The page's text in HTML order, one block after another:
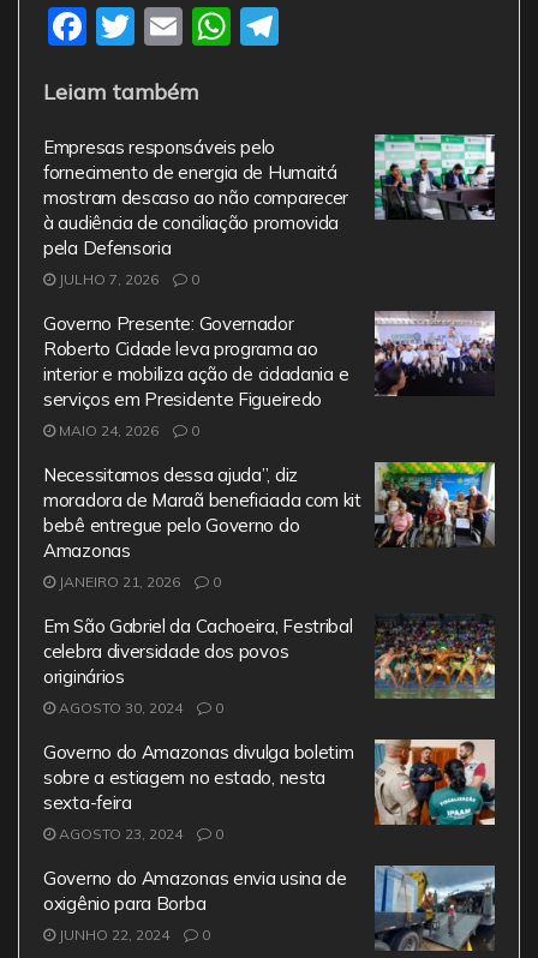
F
c
e
b
o
o
k
T
itt
er
E
ai
l
W
s
A
p
a
m
Leiam também
Empresas responsáveis pelo
fornecimento de energia de Humaitá
mostram descaso ao não comparecer
à audiência de conciliação promovida
pela Defensoria
JULHO 7, 2026 0
Governo Presente: Governador
Roberto Cidade leva programa ao
interior e mobiliza ação de cidadania e
serviços em Presidente Figueiredo
MAIO 24, 2026 0
Necessitamos dessa ajuda”, diz
moradora de Maraã beneficiada com kit
bebê entregue pelo Governo do
Amazonas
JANEIRO 21, 2026 0
Em São Gabriel da Cachoeira, Festribal
celebra diversidade dos povos
originários
AGOSTO 30, 2024 0
Governo do Amazonas divulga boletim
sobre a estiagem no estado, nesta
sexta-feira
AGOSTO 23, 2024 0
Governo do Amazonas envia usina de
oxigênio para Borba
JUNHO 22, 2024 0